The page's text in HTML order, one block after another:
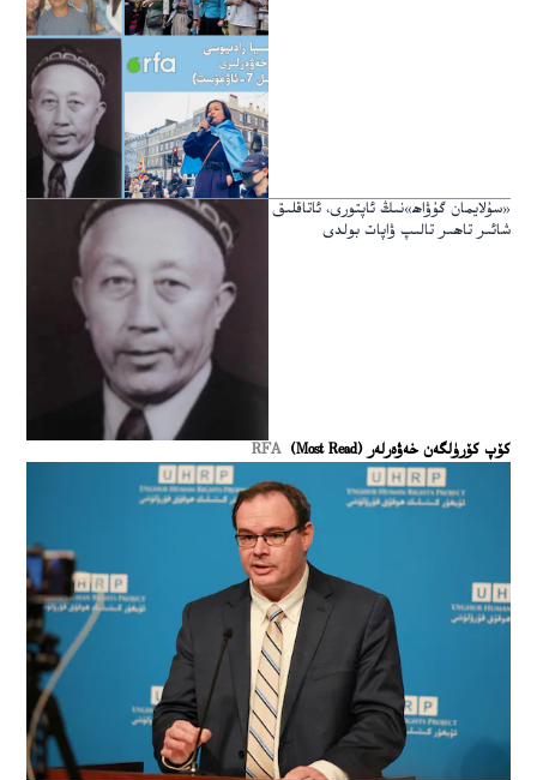
«سۇلايمان گۇۋاھ»نىڭ ئاپتورى، ئاتاقلىق
شائىر تاھىر تالىپ ۋاپات بولدى
كۆپ كۆرۈلگەن خەۋەرلەر (Most Read) RFA